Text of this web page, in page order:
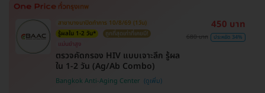
สาขาบางนาปิดทำการ 10/8/69 (1วัน)
รู้ผลใน 1-2 วัน*
ถูกที่สุดเท่าที่เคยมี!
แม่นยำสูง
ตรวจคัดกรอง HIV แบบเจาะลึก รู้ผล
ใน 1-2 วัน (Ag/Ab Combo)
Bangkok Anti-Aging Center
450 บาท
680 บาท ประหยัด 34%